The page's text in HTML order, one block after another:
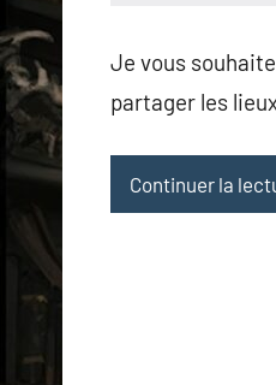
Je vous
partager les
Continuer la